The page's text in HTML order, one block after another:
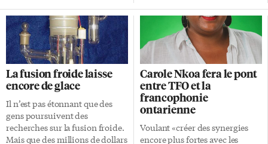
communautaires «qui
légueront un patrimoine social
et culturel durable et
contribueront à la croissance
économique». Le financement
comprendra 25 millions $ pour
rénover, réparer et réaménager
l’infrastructure
communautaire et culturelle; 7
millions $ pour aider les
collectivités à célébrer cette
concours grâce auquel on peut
gagner douze livres du Gref. Il
suffit de répondre à la question
suivante: pourquoi l’une des
collections du Gref est-elle
intitulée «Inventaire»? Indice:
le logo de cette collection est un
raton laveur… Les réponses
doivent être envoyées par
courriel avant le 25 septembre
2016 àgref@glendon.yorku.ca
La fusion froide laisse
encore de glace
Il n’est pas étonnant que des
gens poursuivent des
recherches sur la fusion froide.
Mais que des millions de dollars
Carole Nkoa fera le pont
entre TFO et la
francophonie
ontarienne
Voulant «créer des synergies
encore plus fortes avec les